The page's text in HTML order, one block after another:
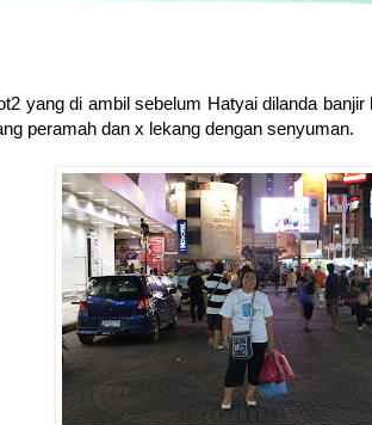
yang di ambil sebelum Hatyai dilanda
peramah dan x lekang dengan senyuman.